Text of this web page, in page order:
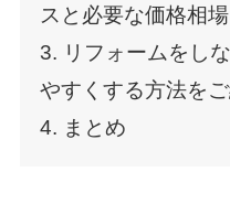
スと必要な価格相
3. リフォームをし
やすくする方法を
4. まとめ